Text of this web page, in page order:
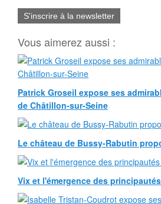
S'inscrire à la newsletter
Vous aimerez aussi :
Patrick Groseil expose ses
de Châtillon-sur-Seine
Le château de Bussy-Rabutin
Vix et l'émergence des